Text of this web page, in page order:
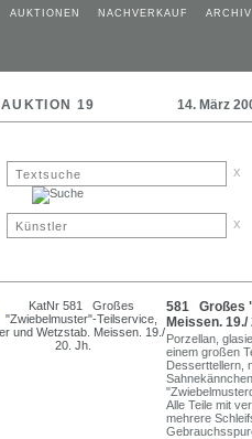
AUKTIONEN NACHVERKAUF ARCHIV
AUKTION 19 14. März
x
x
581 Großes
Meissen. 19./
Porzellan,
einem großen
Desserttellern,
Alle Teile mit
mehrere